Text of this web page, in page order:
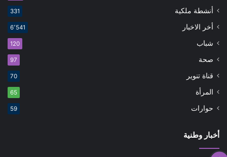
أنشطة ملكية 331
أخر الاخبار 6٬541
شباب 120
صحة 97
قناة تنوير 70
المرأة 65
حوارات 59
أخبار وطنية